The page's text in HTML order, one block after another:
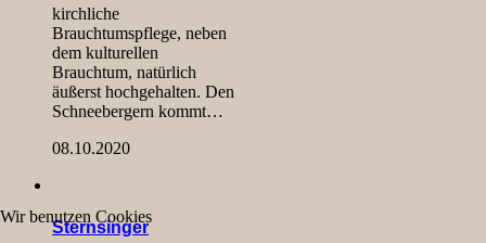
kirchliche
Brauchtumspflege, neben
dem kulturellen
Brauchtum, natürlich
äußerst hochgehalten. Den
Schneebergern kommt…
08.10.2020
Sternsinger
Wir benutzen Cookies